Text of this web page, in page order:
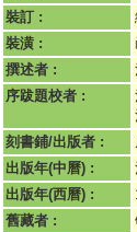
裝訂 :
裝潢 :
撰述者 :
序跋題校者 :
刻書鋪/出版者 :
出版年(中曆) :
出版年(西曆) :
舊藏者 :